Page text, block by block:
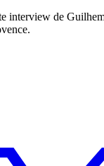
interview de